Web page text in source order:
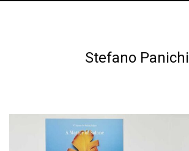
Stefano Panichi